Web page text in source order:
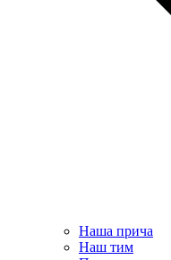
Наша прича
Наш тим